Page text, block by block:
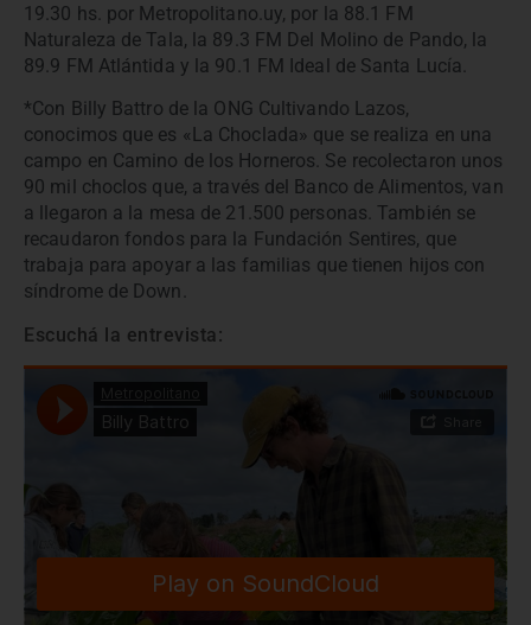
19.30 hs. por Metropolitano.uy, por la 88.1 FM
Naturaleza de Tala, la 89.3 FM Del Molino de Pando, la
89.9 FM Atlántida y la 90.1 FM Ideal de Santa Lucía.
*Con Billy Battro de la ONG Cultivando Lazos,
conocimos que es «La Choclada» que se realiza en una
campo en Camino de los Horneros. Se recolectaron unos
90 mil choclos que, a través del Banco de Alimentos, van
a llegaron a la mesa de 21.500 personas. También se
recaudaron fondos para la Fundación Sentires, que
trabaja para apoyar a las familias que tienen hijos con
síndrome de Down.
Escuchá la entrevista: